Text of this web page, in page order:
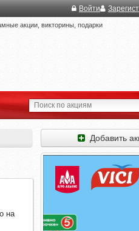
Войти
акции, викторины, подарки
на
Добавить